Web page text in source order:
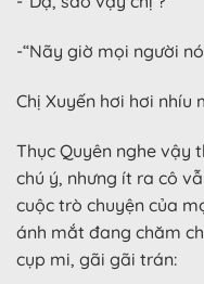
-“Nãy giờ mọi người
Chị Xuyến hơi hơi nhíu
Thục Quyên nghe vậy
chú ý, nhưng ít ra cô
cuộc trò chuyện của
ánh mắt đang chăm
cụp mi, gãi gãi trán: